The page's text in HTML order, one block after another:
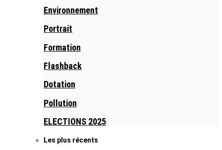
Environnement
Portrait
Formation
Flashback
Dotation
Pollution
ELECTIONS 2025
Les plus récents